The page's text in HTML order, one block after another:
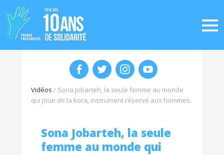
Vidéos / Sona Jobarteh, la seule femme au monde
qui joue de la kora, instrument réservé aux hommes.
Sona Jobarteh, la seule
femme au monde qui